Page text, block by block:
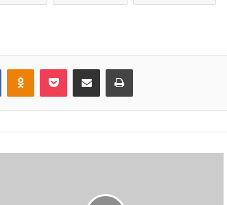
VKontakteOdnoklassniki
Pocket Share via Email Print